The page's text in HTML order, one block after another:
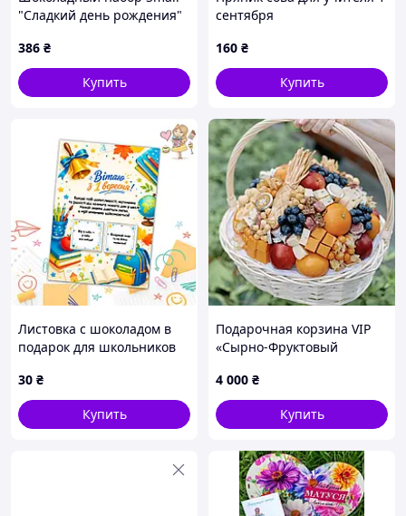
"Сладкий день рождения"
386 ₴
Купить
сентября
160 ₴
Купить
Листовка с шоколадом в
подарок для школьников
знаний (с
мотивационными
надписями)
30 ₴
Купить
Подарочная корзина VIP
«Сырно-Фруктовый
Гауда, Фуэтом и соусами
4 000 ₴
Купить